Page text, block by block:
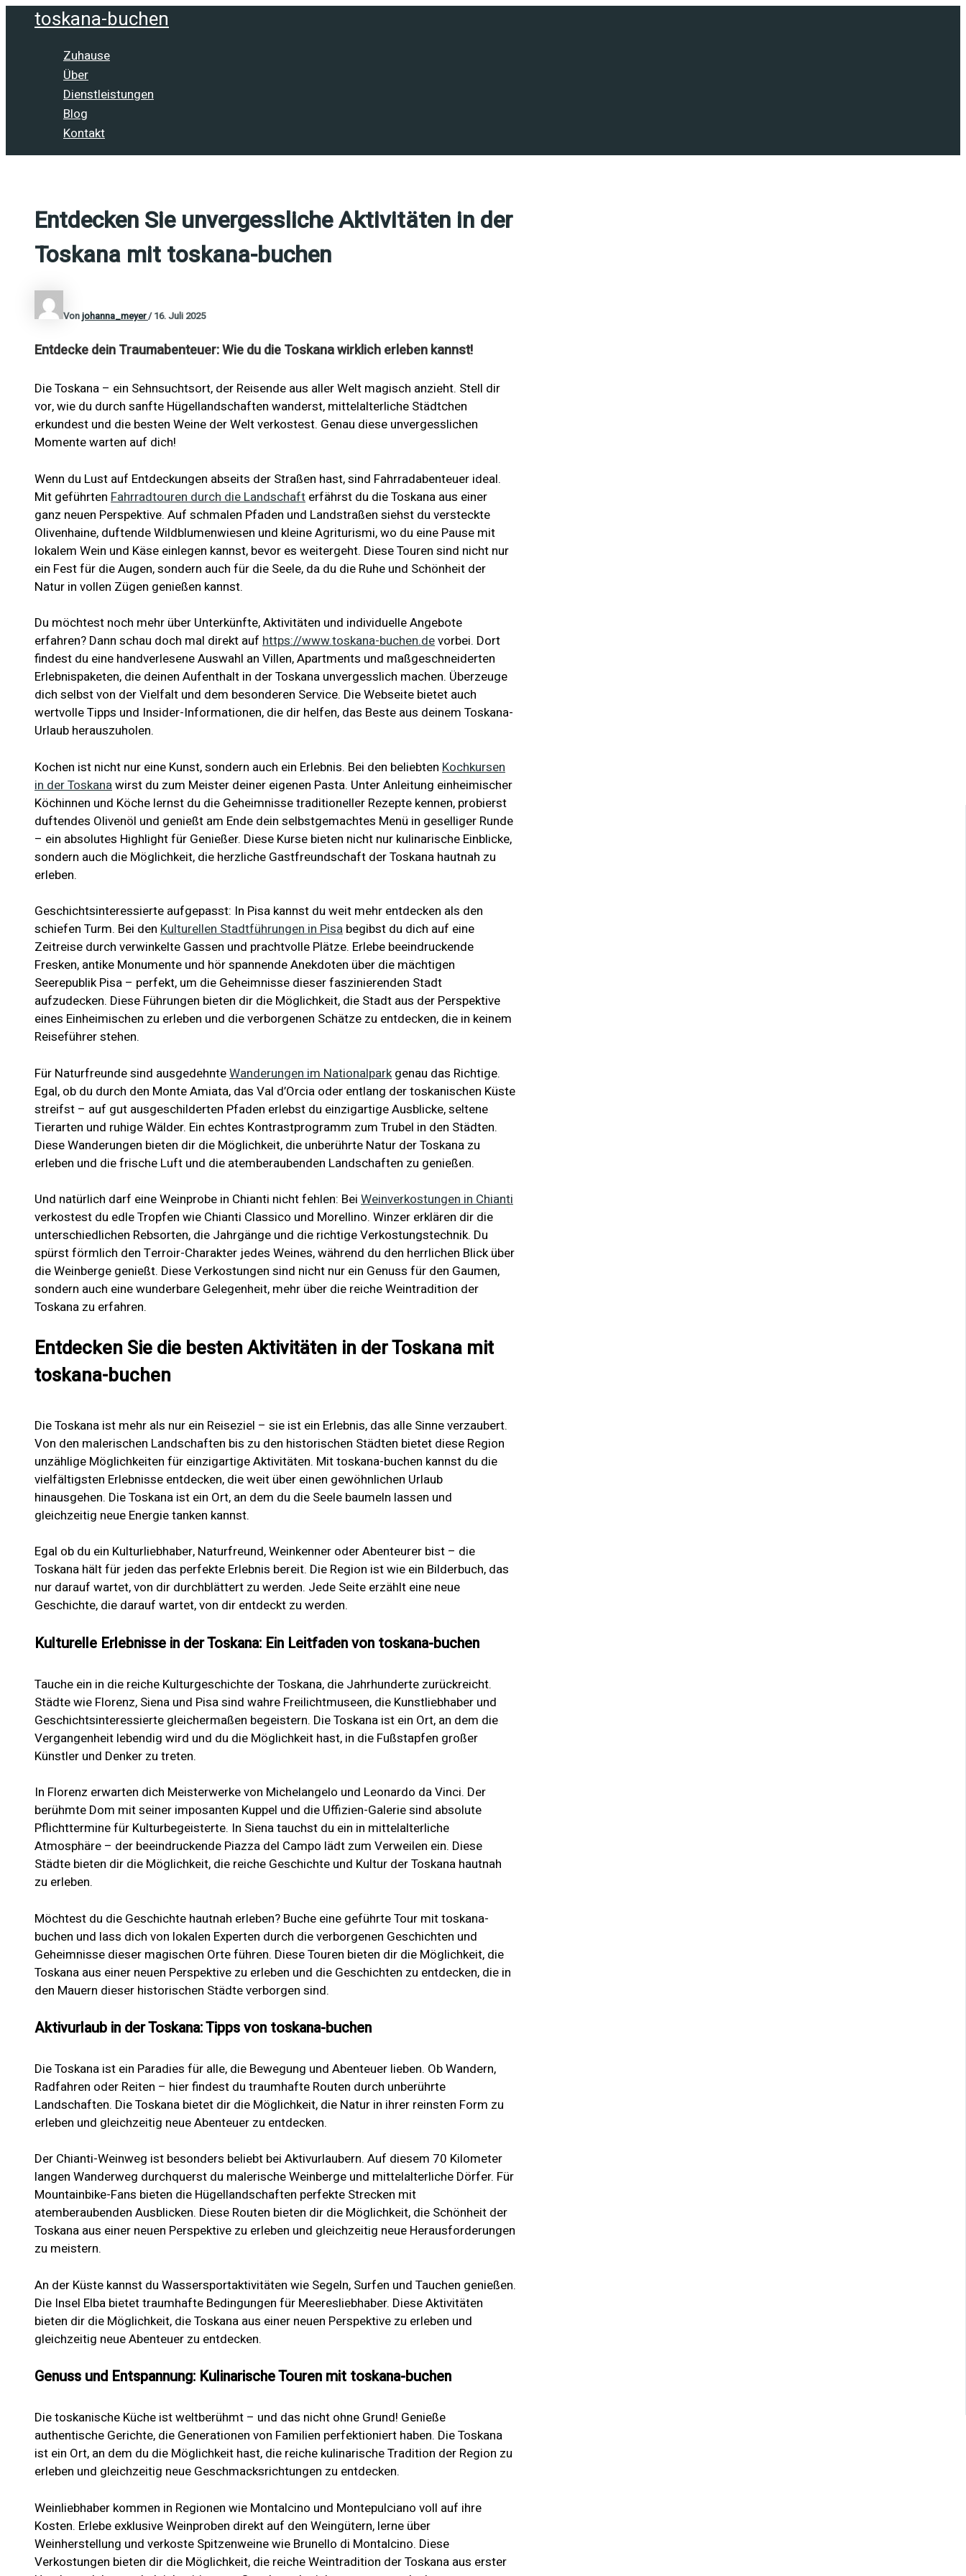
Inhalttoskana-buchen
Zuhause
Über
Dienstleistungen
Blog
Kontakt
Entdecken Sie unvergessliche Aktivitäten in der
Toskana mit toskana-buchen
Vonjohanna_meyer/16. Juli 2025
Entdecke dein Traumabenteuer: Wie du die Toskana wirklich erleben kannst!
Die Toskana – ein Sehnsuchtsort, der Reisende aus aller Welt magisch anzieht. Stell dir
vor, wie du durch sanfte Hügellandschaften wanderst, mittelalterliche Städtchen
erkundest und die besten Weine der Welt verkostest. Genau diese unvergesslichen
Momente warten auf dich!
Wenn du Lust auf Entdeckungen abseits der Straßen hast, sind Fahrradabenteuer ideal.
Mit geführten Fahrradtouren durch die Landschaft erfährst du die Toskana aus einer
ganz neuen Perspektive. Auf schmalen Pfaden und Landstraßen siehst du versteckte
Olivenhaine, duftende Wildblumenwiesen und kleine Agriturismi, wo du eine Pause mit
lokalem Wein und Käse einlegen kannst, bevor es weitergeht. Diese Touren sind nicht nur
ein Fest für die Augen, sondern auch für die Seele, da du die Ruhe und Schönheit der
Natur in vollen Zügen genießen kannst.
Du möchtest noch mehr über Unterkünfte, Aktivitäten und individuelle Angebote
erfahren? Dann schau doch mal direkt auf https://www.toskana-buchen.devorbei. Dort
findest du eine handverlesene Auswahl an Villen, Apartments und maßgeschneiderten
Erlebnispaketen, die deinen Aufenthalt in der Toskana unvergesslich machen. Überzeuge
dich selbst von der Vielfalt und dem besonderen Service. Die Webseite bietet auch
wertvolle Tipps und Insider-Informationen, die dir helfen, das Beste aus deinem Toskana-
Urlaub herauszuholen.
Kochen ist nicht nur eine Kunst, sondern auch ein Erlebnis. Bei den beliebten Kochkursen
in der Toskanawirst du zum Meister deiner eigenen Pasta. Unter Anleitung einheimischer
Köchinnen und Köche lernst du die Geheimnisse traditioneller Rezepte kennen, probierst
duftendes Olivenöl und genießt am Ende dein selbstgemachtes Menü in geselliger Runde
– ein absolutes Highlight für Genießer. Diese Kurse bieten nicht nur kulinarische Einblicke,
sondern auch die Möglichkeit, die herzliche Gastfreundschaft der Toskana hautnah zu
erleben.
Geschichtsinteressierte aufgepasst: In Pisa kannst du weit mehr entdecken als den
schiefen Turm. Bei den Kulturellen Stadtführungen in Pisa begibst du dich auf eine
Zeitreise durch verwinkelte Gassen und prachtvolle Plätze. Erlebe beeindruckende
Fresken, antike Monumente und hör spannende Anekdoten über die mächtigen
Seerepublik Pisa – perfekt, um die Geheimnisse dieser faszinierenden Stadt
aufzudecken. Diese Führungen bieten dir die Möglichkeit, die Stadt aus der Perspektive
eines Einheimischen zu erleben und die verborgenen Schätze zu entdecken, die in keinem
Reiseführer stehen.
Für Naturfreunde sind ausgedehnteWanderungen im Nationalparkgenau das Richtige.
Egal, ob du durch den Monte Amiata, das Val d’Orcia oder entlang der toskanischen Küste
streifst – auf gut ausgeschilderten Pfaden erlebst du einzigartige Ausblicke, seltene
Tierarten und ruhige Wälder. Ein echtes Kontrastprogramm zum Trubel in den Städten.
Diese Wanderungen bieten dir die Möglichkeit, die unberührte Natur der Toskana zu
erleben und die frische Luft und die atemberaubenden Landschaften zu genießen.
Und natürlich darf eine Weinprobe in Chianti nicht fehlen: Bei Weinverkostungen in Chianti
verkostest du edle Tropfen wie Chianti Classico und Morellino. Winzer erklären dir die
unterschiedlichen Rebsorten, die Jahrgänge und die richtige Verkostungstechnik. Du
spürst förmlich den Terroir-Charakter jedes Weines, während du den herrlichen Blick über
die Weinberge genießt. Diese Verkostungen sind nicht nur ein Genuss für den Gaumen,
sondern auch eine wunderbare Gelegenheit, mehr über die reiche Weintradition der
Toskana zu erfahren.
Entdecken Sie die besten Aktivitäten in der Toskana mit
toskana-buchen
Die Toskana ist mehr als nur ein Reiseziel – sie ist ein Erlebnis, das alle Sinne verzaubert.
Von den malerischen Landschaften bis zu den historischen Städten bietet diese Region
unzählige Möglichkeiten für einzigartige Aktivitäten. Mit toskana-buchen kannst du die
vielfältigsten Erlebnisse entdecken, die weit über einen gewöhnlichen Urlaub
hinausgehen. Die Toskana ist ein Ort, an dem du die Seele baumeln lassen und
gleichzeitig neue Energie tanken kannst.
Egal ob du ein Kulturliebhaber, Naturfreund, Weinkenner oder Abenteurer bist – die
Toskana hält für jeden das perfekte Erlebnis bereit. Die Region ist wie ein Bilderbuch, das
nur darauf wartet, von dir durchblättert zu werden. Jede Seite erzählt eine neue
Geschichte, die darauf wartet, von dir entdeckt zu werden.
Kulturelle Erlebnisse in der Toskana: Ein Leitfaden von toskana-buchen
Tauche ein in die reiche Kulturgeschichte der Toskana, die Jahrhunderte zurückreicht.
Städte wie Florenz, Siena und Pisa sind wahre Freilichtmuseen, die Kunstliebhaber und
Geschichtsinteressierte gleichermaßen begeistern. Die Toskana ist ein Ort, an dem die
Vergangenheit lebendig wird und du die Möglichkeit hast, in die Fußstapfen großer
Künstler und Denker zu treten.
In Florenz erwarten dich Meisterwerke von Michelangelo und Leonardo da Vinci. Der
berühmte Dom mit seiner imposanten Kuppel und die Uffizien-Galerie sind absolute
Pflichttermine für Kulturbegeisterte. In Siena tauchst du ein in mittelalterliche
Atmosphäre – der beeindruckende Piazza del Campo lädt zum Verweilen ein. Diese
Städte bieten dir die Möglichkeit, die reiche Geschichte und Kultur der Toskana hautnah
zu erleben.
Möchtest du die Geschichte hautnah erleben? Buche eine geführte Tour mit toskana-
buchen und lass dich von lokalen Experten durch die verborgenen Geschichten und
Geheimnisse dieser magischen Orte führen. Diese Touren bieten dir die Möglichkeit, die
Toskana aus einer neuen Perspektive zu erleben und die Geschichten zu entdecken, die in
den Mauern dieser historischen Städte verborgen sind.
Aktivurlaub in der Toskana: Tipps von toskana-buchen
Die Toskana ist ein Paradies für alle, die Bewegung und Abenteuer lieben. Ob Wandern,
Radfahren oder Reiten – hier findest du traumhafte Routen durch unberührte
Landschaften. Die Toskana bietet dir die Möglichkeit, die Natur in ihrer reinsten Form zu
erleben und gleichzeitig neue Abenteuer zu entdecken.
Der Chianti-Weinweg ist besonders beliebt bei Aktivurlaubern. Auf diesem 70 Kilometer
langen Wanderweg durchquerst du malerische Weinberge und mittelalterliche Dörfer. Für
Mountainbike-Fans bieten die Hügellandschaften perfekte Strecken mit
atemberaubenden Ausblicken. Diese Routen bieten dir die Möglichkeit, die Schönheit der
Toskana aus einer neuen Perspektive zu erleben und gleichzeitig neue Herausforderungen
zu meistern.
An der Küste kannst du Wassersportaktivitäten wie Segeln, Surfen und Tauchen genießen.
Die Insel Elba bietet traumhafte Bedingungen für Meeresliebhaber. Diese Aktivitäten
bieten dir die Möglichkeit, die Toskana aus einer neuen Perspektive zu erleben und
gleichzeitig neue Abenteuer zu entdecken.
Genuss und Entspannung: Kulinarische Touren mit toskana-buchen
Die toskanische Küche ist weltberühmt – und das nicht ohne Grund! Genieße
authentische Gerichte, die Generationen von Familien perfektioniert haben. Die Toskana
ist ein Ort, an dem du die Möglichkeit hast, die reiche kulinarische Tradition der Region zu
erleben und gleichzeitig neue Geschmacksrichtungen zu entdecken.
Weinliebhaber kommen in Regionen wie Montalcino und Montepulciano voll auf ihre
Kosten. Erlebe exklusive Weinproben direkt auf den Weingütern, lerne über
Weinherstellung und verkoste Spitzenweine wie Brunello di Montalcino. Diese
Verkostungen bieten dir die Möglichkeit, die reiche Weintradition der Toskana aus erster